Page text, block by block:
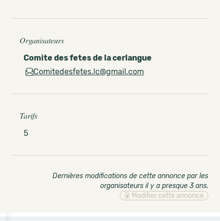
Organisateurs
Comite des fetes de la cerlangue
Comitedesfetes.lc@gmail.com
Tarifs
5
Dernières modifications de cette annonce par les
organisateurs il y a presque 3 ans.
Modifier cette annonce